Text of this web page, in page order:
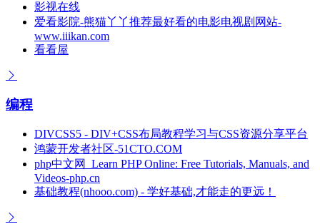
影视在线
爱看影院-熊猫丫丫推荐最好看的电影电视剧网站-
www.iiikan.com
看看屋
编程
DIVCSS5 - DIV+CSS布局教程学习与CSS资源分享平台
鸿蒙开发者社区-51CTO.COM
php中文网_Learn PHP Online: Free Tutorials, Manuals, and
Videos-php.cn
基础教程(nhooo.com) - 学好基础,才能走的更远！